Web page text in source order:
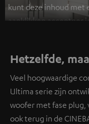
kunt deze inhoud met
aanklikken accepteer
hierover vind je in ons
Hetzelfde,
Veel hoogwaardige
Ultima serie zijn
woofer met fase plug,
ook terug in de